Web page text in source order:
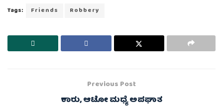
Tags: Friends Robbery
Previous Post
ಕಾರು, ಆಟೋ ಮಧ್ಯೆ ಅಪಘಾತ